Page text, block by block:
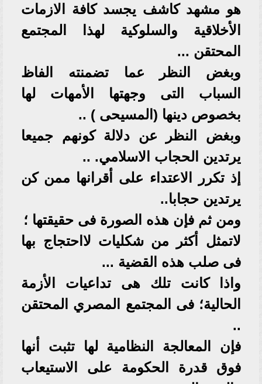
هو مشهد كاشف يجسد كافة الازمات
الأخلاقية والسلوكية لهذا المجتمع
المحتقن ...
وبغض النظر عما تضمنته الفاظ
السباب التى وجهتها الأمهات لها
بخصوص دينها (المسيحى ) ..
وبغض النظر عن دلالة كونهم جميعا
يرتدين الحجاب الاسلامي. ..
إذ تكرر الاعتداء على أقرانها ممن كن
يرتدين حجابا..
ومن ثم فإن هذه الصورة فى حقيقتها ؛
لاتمثل أكثر من شكليات لااحتجاج بها
فى صلب هذه القضية ...
واذا كانت تلك هى تداعيات الأزمة
الحالية؛ فى المجتمع المصري المحتقن
..
فإن المعالجة النظامية لها تثبت أنها
فوق قدرة الحكومة على الاستيعاب